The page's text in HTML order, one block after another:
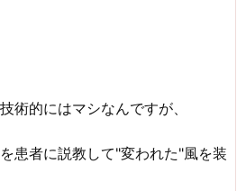
術的にはマシなんですが、
患者に説教して"変われた"風を装